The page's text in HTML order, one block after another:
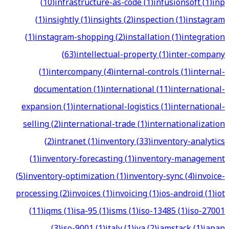
(1)insightly(1)insights(2)inspection(1)instagram
(1)instagram-shopping(2)installation(1)integration
(63)intellectual-property(1)inter-company
(1)intercompany(4)internal-controls(1)internal-
documentation(1)international(11)international-
expansion(1)international-logistics(1)international-
selling(2)international-trade(1)internationalization
(2)intranet(1)inventory(33)inventory-analytics
(1)inventory-forecasting(1)inventory-management
(5)inventory-optimization(1)inventory-sync(4)invoice-
processing(2)invoices(1)invoicing(1)ios-android(1)iot
(11)iqms(1)isa-95(1)isms(1)iso-13485(1)iso-27001